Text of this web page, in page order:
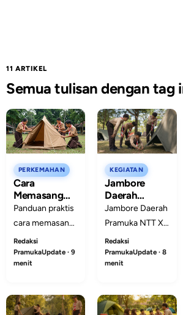
11 ARTIKEL
Semua tulisan dengan tag
PERKEMAHAN
Cara
Memasang
Tenda:
Panduan
Contoh
Penerapan
Panduan praktis
cara memasang
tenda untuk
latihan Pramuka:
memilih lokasi,
memasang
rangka, pasak,
Redaksi
PramukaUpdate · 9
menit
KEGIATAN
Jambore
Daerah
Pramuka NTT
X Dimulai 27
Perkemahan
Fatubena
Jambore Daerah
Pramuka NTT X
berlangsung 27
Juli sampai 2
Agustus 2026 di
dengan pesan
pembinaan
Redaksi
PramukaUpdate · 8
menit